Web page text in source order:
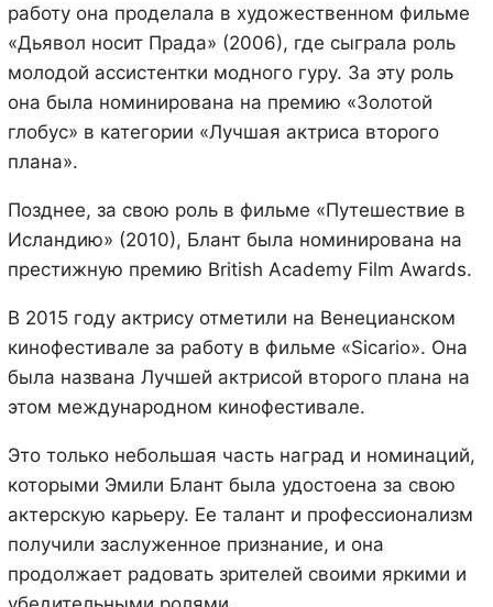
работу она проделала в художественном фильме
«Дьявол носит Прада» (2006), где сыграла роль
молодой ассистентки модного гуру. За эту роль
она была номинирована на премию «Золотой
глобус» в категории «Лучшая актриса второго
плана».
Позднее, за свою роль в фильме «Путешествие в
Исландию» (2010), Блант была номинирована на
престижную премию British Academy Film Awards.
В 2015 году актрису отметили на Венецианском
кинофестивале за работу в фильме «Sicario». Она
была названа Лучшей актрисой второго плана на
этом международном кинофестивале.
Это только небольшая часть наград и номинаций,
которыми Эмили Блант была удостоена за свою
актерскую карьеру. Ее талант и профессионализм
получили заслуженное признание, и она
продолжает радовать зрителей своими яркими и